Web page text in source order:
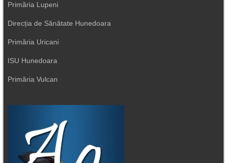
Primăria Lupeni
Direcția de Sănătate Hunedoara
Primăria Uricani
ISU Hunedoara
Primăria Vulcan